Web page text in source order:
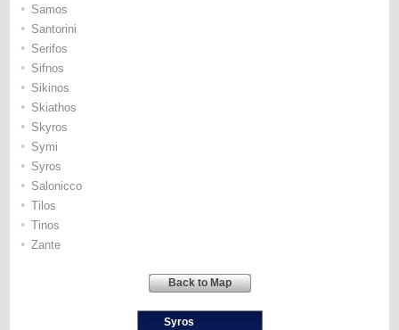
• Samos
• Santorini
• Serifos
• Sifnos
• Sikinos
• Skiathos
• Skyros
• Symi
• Syros
• Salonicco
• Tilos
• Tinos
• Zante
Back to Map
Syros